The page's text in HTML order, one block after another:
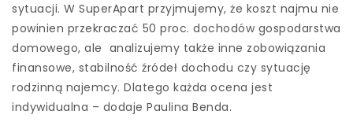
sytuacji. W SuperApart przyjmujemy, że koszt najmu nie
powinien przekraczać 50 proc. dochodów gospodarstwa
domowego, ale analizujemy także inne zobowiązania
finansowe, stabilność źródeł dochodu czy sytuację
rodzinną najemcy. Dlatego każda ocena jest
indywidualna – dodaje Paulina Benda.